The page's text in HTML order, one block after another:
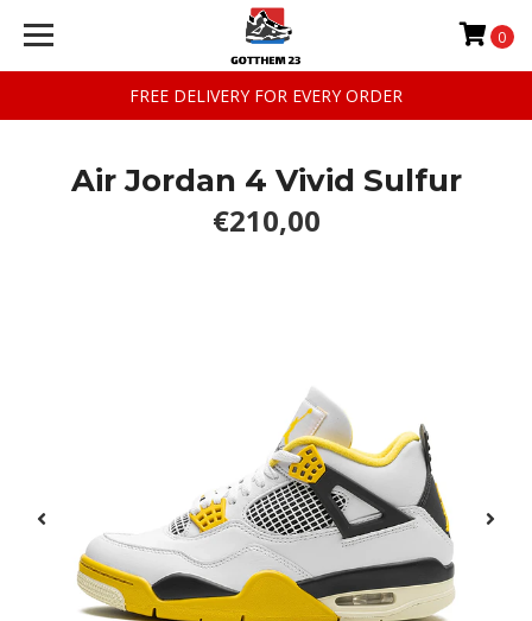
FREE DELIVERY FOR EVERY ORDER
0
Air Jordan 4 Vivid Sulfur
€210,00